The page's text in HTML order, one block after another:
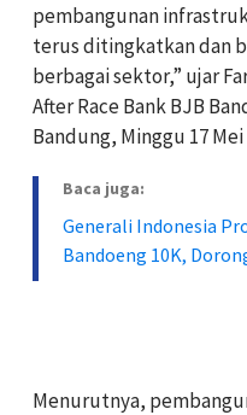
pembangunan
terus ditingkatkan dan
berbagai sektor,” ujar
After Race Bank BJB
Bandung, Minggu 17 Mei
Baca juga:
Generali Indonesia
Bandoeng 10K,
‎Menurutnya,